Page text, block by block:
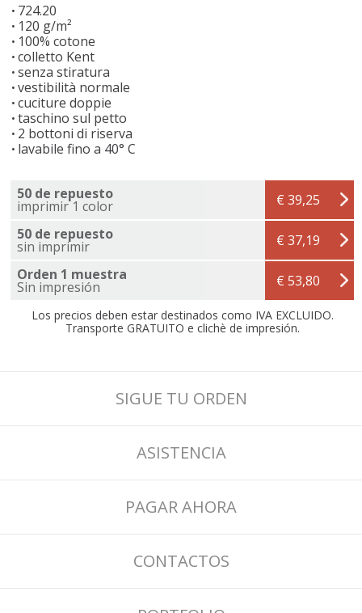
724.20
120 g/m²
100% cotone
colletto Kent
senza stiratura
vestibilità normale
cuciture doppie
taschino sul petto
2 bottoni di riserva
lavabile fino a 40° C
50 de repuesto
imprimir 1 color
€ 39,25
50 de repuesto
sin imprimir
€ 37,19
Orden 1 muestra
Sin impresión € 53,80
Los precios deben estar destinados como IVA EXCLUIDO.
Transporte GRATUITO e clichè de impresión.
SIGUE TU ORDEN
ASISTENCIA
PAGAR AHORA
CONTACTOS